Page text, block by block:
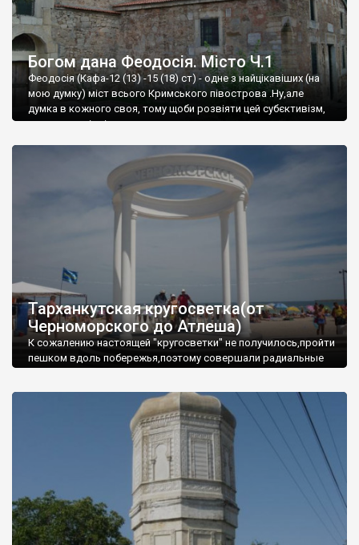
Богом дана Феодосія. Місто Ч.1
Феодосія (Кафа-12 (13) -15 (18) ст) - одне з найцікавіших (на
мою думку) міст всього Кримського півострова .Ну,але
думка в кожного своя, тому щоби розвіяти цей субєктивізм,
запрошую відвідати це
Тарханкутская кругосветка(от
Черноморского до Атлеша)
К сожалению настоящей "кругосветки" не получилось,пройти
пешком вдоль побережья,поэтому совершали радиальные